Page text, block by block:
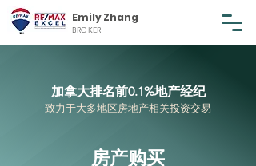
Emily Zhang
BROKER
加拿大排名前0.1%地产经纪
致力于大多地区房地产相关投资交易
房产购买